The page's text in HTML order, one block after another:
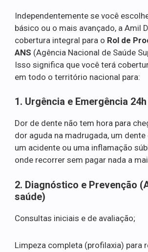
Independentemente se você
básico ou o mais avançado, a Amil
cobertura integral para o Rol de
ANS (Agência Nacional de Saúde
Isso significa que você terá
em todo o território nacional para:
1. Urgência e Emergência 24h
Dor de dente não tem hora para
dor aguda na madrugada, um
um acidente ou uma inflamação
onde recorrer sem pagar nada a
2. Diagnóstico e Prevenção
saúde)
Consultas iniciais e de avaliação;
Limpeza completa (profilaxia) para